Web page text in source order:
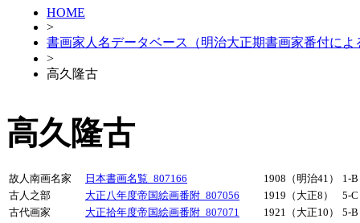
HOME
>
書画家人名データベース（明治大正期書画家番付によ
>
高久隆古
高久隆古
故人南画名家 日本書画名覧_807166 1908（明治41）
1-B
古人之部
大正八年度帝国絵画番附_807056 1919（大正8）
5-C
古代画家
大正拾年度帝国絵画番附_807071 1921（大正10）
5-B